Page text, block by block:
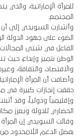
للمرأة الإماراتية،
المجتمع.
وأشارت السويدي إلى أن
الضوء على جهود الدولة
الفاعل في شتى
الوطن بتميز وإبداع،
والاقتصاد، والثقافة،
وأضافت أن المرأة
حققت إنجازات كبيرة في
وإقليمياً ودولياً، وقد
الحضاري للدولة ويعزز
وقالت السويدي إن المرأة
بفضل الدعم اللامحدود